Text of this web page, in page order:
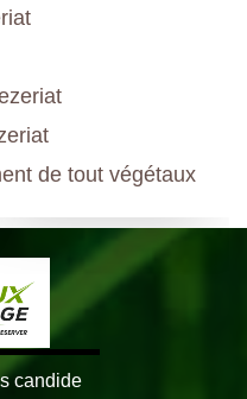
de tout végétaux
candide